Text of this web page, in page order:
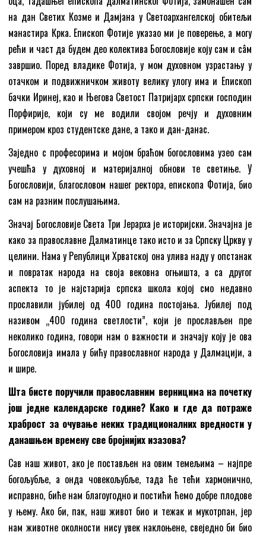
на дан Светих Козме и Дамјана у Светоархангелској обитељи
манастира Крка. Епископ Фотије указао ми је поверење, а могу
рећи и част да будем део колектива Богословије коју сам и сâм
завршио. Поред владике Фотија, у мом духовном узрастању у
отачком и подвижничком животу велику улогу има и Епископ
бачки Иринеј, као и Његова Светост Патријарх српски господин
Порфирије, који су ме водили својом речју и духовним
примером кроз студентске дане, а тако и дан-данас.
Заједно с професорима и мојом браћом богословима узео сам
учешћа у духовној и материјалној обнови те светиње. У
Богословији, благословом нашег ректора, епископа Фотија, био
сам на разним послушањима.
Значај Богословије Света Три Јерарха је историјски. Значајна је
како за православне Далматинце тако исто и за Српску Цркву у
целини. Нама у Републици Хрватској она улива наду у опстанак
и повратак народа на своја вековна огњишта, а са другог
аспекта то је најстарија српска школа којој смо недавно
прославили јубилеј од 400 година постојања. Јубилеј под
називом „400 година светлости”, који је прослављен пре
неколико година, говори нам о важности и значају коју је ова
Богословија имала у бићу православног народа у Далмацији, а
и шире.
Шта бисте поручили православним верницима на почетку
још једне календарске године? Како и где да потраже
храброст за очување неких традиционалних вредности у
данашњем времену све бројнијих изазова?
Сав наш живот, ако је постављен на овим темељима – најпре
богољубље, а онда човекољубље, тада ће тећи хармонично,
исправно, биће нам благоугодно и постићи ћемо добре плодове
у њему. Ако би, пак, наш живот био и тежак и мукотрпан, јер
нам животне околности нису увек наклоњене, свеједно би био